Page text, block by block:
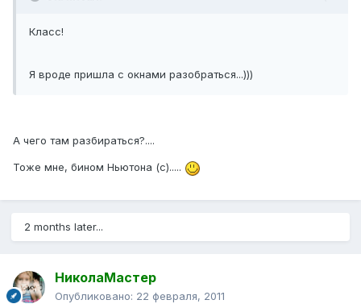
Класс!
Я вроде пришла с окнами разобраться...)))
А чего там разбираться?....
Тоже мне, бином Ньютона (с).....
2 months later...
НиколаМастер
Опубликовано: 22 февраля, 2011